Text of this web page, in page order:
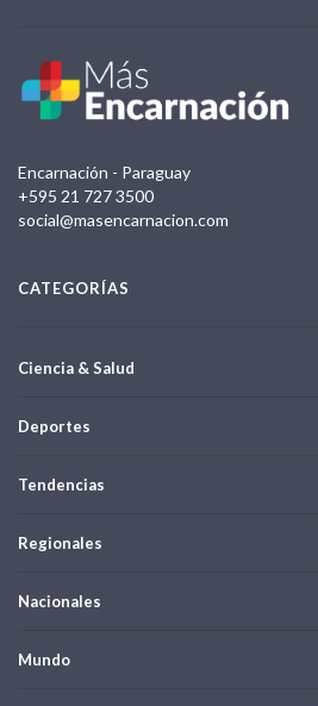
Encarnación - Paraguay
+595 21 727 3500
social@masencarnacion.com
CATEGORÍAS
Ciencia & Salud
Deportes
Tendencias
Regionales
Nacionales
Mundo